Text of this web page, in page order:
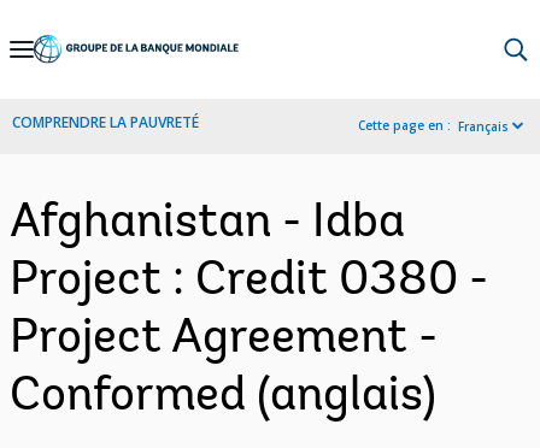
Skip
Navigation
COMPRENDRE LA PAUVRETÉ Cette page en : Français
Afghanistan - Idba
Project : Credit 0380 -
Project Agreement -
Conformed (anglais)